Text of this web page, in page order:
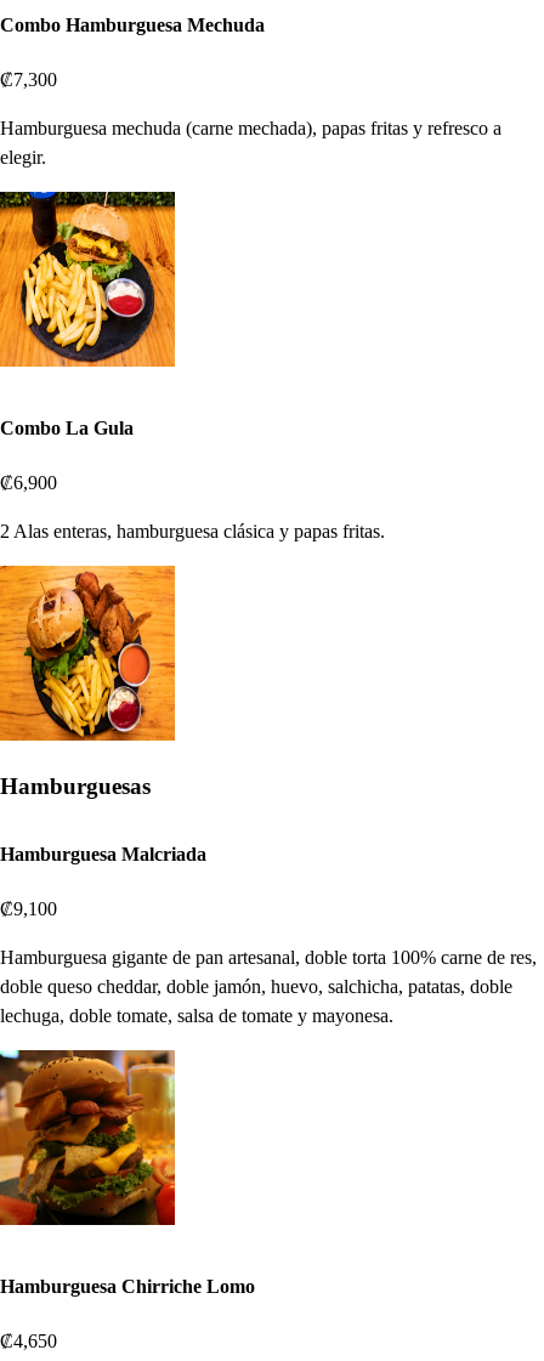
Combo Hamburguesa Mechuda
₡7,300
Hamburguesa mechuda (carne mechada), papas fritas y refresco a
elegir.
Combo La Gula
₡6,900
2 Alas enteras, hamburguesa clásica y papas fritas.
Hamburguesas
Hamburguesa Malcriada
₡9,100
Hamburguesa gigante de pan artesanal, doble torta 100% carne de res,
doble queso cheddar, doble jamón, huevo, salchicha, patatas, doble
lechuga, doble tomate, salsa de tomate y mayonesa.
Hamburguesa Chirriche Lomo
₡4,650